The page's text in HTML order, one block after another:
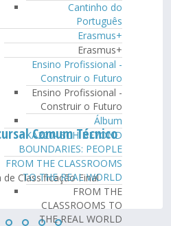
Cantinho do
Português
Erasmus+
Erasmus+
Ensino Profissional -
Construir o Futuro
Ensino Profissional -
Construir o Futuro
Álbum
KA220- SCH BEYOND
BOUNDARIES: PEOPLE
FROM THE CLASSROOMS
TO THE REAL WORLD
FROM THE
CLASSROOMS TO
THE REAL WORLD
Comum Técnico
Classificação Final